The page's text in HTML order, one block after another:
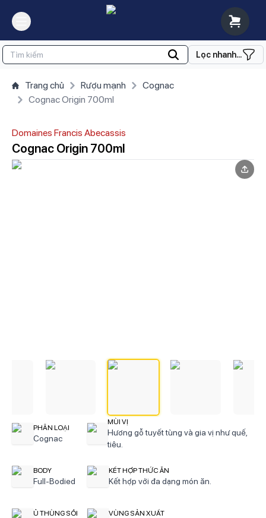
Lọc nhanh...
Trang chủ Rượu mạnh
Cognac
Cognac Origin 700ml
Domaines Francis Abecassis
Cognac Origin 700ml
PHÂN LOẠI
Cognac
BODY
Full-Bodied
Ủ THÙNG SỒI
MÙI VỊ
Hương gỗ tuyết tùng và gia vị như quế,
tiêu.
KẾT HỢP THỨC ĂN
Kết hợp với đa dạng món ăn.
VÙNG SẢN XUẤT